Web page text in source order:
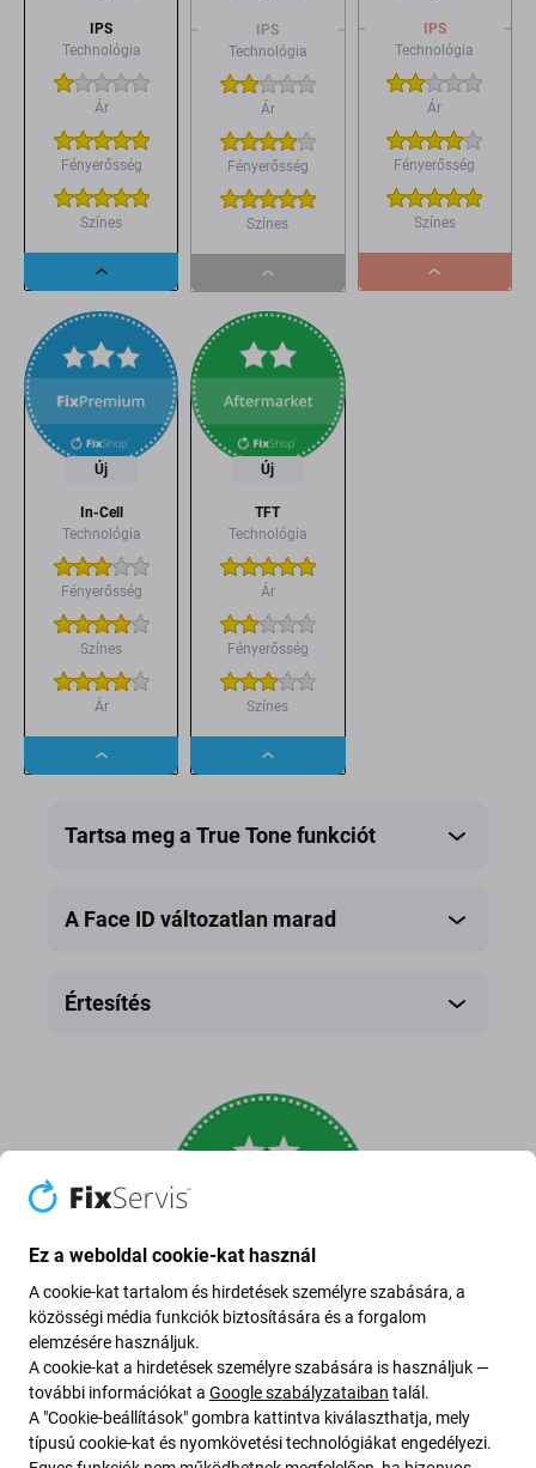
IPS
Technológia
Ár
Fényerősség
Színes
Dropdown
button
IPS
Technológia
Ár
Fényerősség
Színes
Dropdown
button
IPS
Technológia
Ár
Fényerősség
Színes
Dropdown
Új
In-Cell
Technológia
Fényerősség
Színes
Ár
Dropdown
Új
TFT
Technológia
Ár
Fényerősség
Színes
Dropdown
Tartsa meg a True Tone funkciót
A Face ID változatlan marad
Értesítés
Utángyártott kijelző
harmadik fél által készített új, nem eredeti kijelző,
nem közvetlenül a készülék gyártója
Ez a weboldal cookie-kat használ
A cookie-kat tartalom és hirdetések személyre szabására, a
közösségi média funkciók biztosítására és a forgalom
elemzésére használjuk.
A cookie-kat a hirdetések személyre szabására is használjuk —
további információkat a Google szabályzataiban talál.
A "Cookie-beállítások" gombra kattintva kiválaszthatja, mely
típusú cookie-kat és nyomkövetési technológiákat engedélyezi.